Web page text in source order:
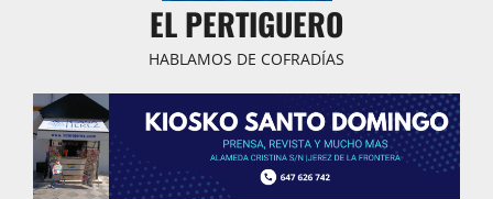
EL PERTIGUERO
HABLAMOS DE COFRADÍAS